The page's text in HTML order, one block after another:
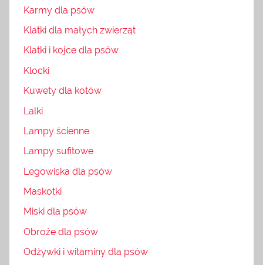
Karmy dla psów
Klatki dla małych zwierząt
Klatki i kojce dla psów
Klocki
Kuwety dla kotów
Lalki
Lampy ścienne
Lampy sufitowe
Legowiska dla psów
Maskotki
Miski dla psów
Obroże dla psów
Odżywki i witaminy dla psów